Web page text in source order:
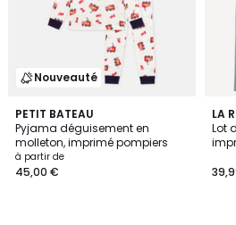
Nouveauté
PETIT BATEAU
Pyjama déguisement en
molleton, imprimé pompiers
à partir de
45,00 €
LA
Lot
4,5
/ 5